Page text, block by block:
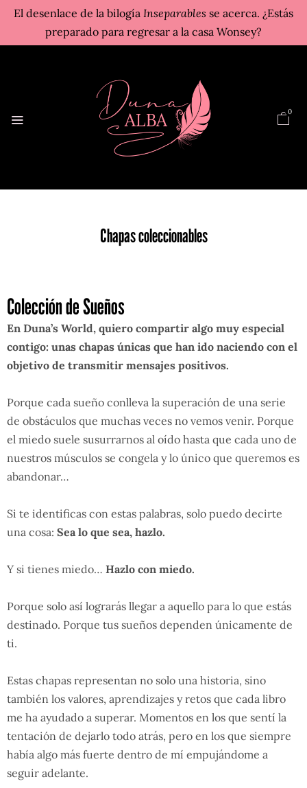
El desenlace de la bilogía Inseparables se acerca. ¿Estás
preparado para regresar a la casa Wonsey?
0
Chapas coleccionables
Colección de Sueños
En Duna’s World, quiero compartir algo muy especial
contigo: unas chapas únicas que han ido naciendo con el
objetivo de transmitir mensajes positivos.
Porque cada sueño conlleva la superación de una serie
de obstáculos que muchas veces no vemos venir. Porque
el miedo suele susurrarnos al oído hasta que cada uno de
nuestros músculos se congela y lo único que queremos es
abandonar…
Si te identificas con estas palabras, solo puedo decirte
una cosa: Sea lo que sea, hazlo.
Y si tienes miedo… Hazlo con miedo.
Porque solo así lograrás llegar a aquello para lo que estás
destinado. Porque tus sueños dependen únicamente de
ti.
Estas chapas representan no solo una historia, sino
también los valores, aprendizajes y retos que cada libro
me ha ayudado a superar. Momentos en los que sentí la
tentación de dejarlo todo atrás, pero en los que siempre
había algo más fuerte dentro de mí empujándome a
seguir adelante.